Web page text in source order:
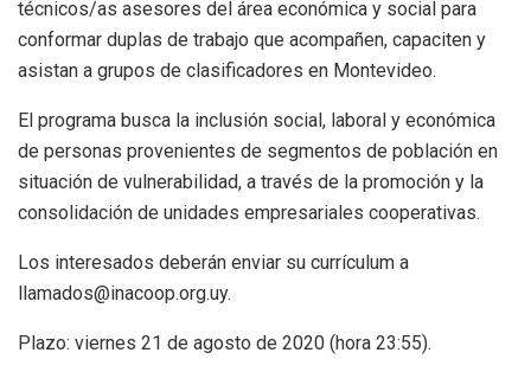
técnicos/as asesores del área económica y social para
conformar duplas de trabajo que acompañen, capaciten y
asistan a grupos de clasificadores en Montevideo.
El programa busca la inclusión social, laboral y económica
de personas provenientes de segmentos de población en
situación de vulnerabilidad, a través de la promoción y la
consolidación de unidades empresariales cooperativas.
Los interesados deberán enviar su currículum a
llamados@inacoop.org.uy.
Plazo: viernes 21 de agosto de 2020 (hora 23:55).